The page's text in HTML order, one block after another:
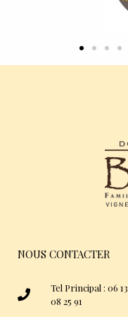
NOUS CONTACTER
Tel Principal : 06 13
08 25 91